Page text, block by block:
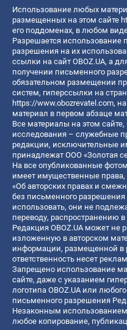
Использование любых
размещенных на этом сайте
его поддоменах, в любом
Разрешается использование
разрешения на их
ссылки на сайт OBOZ.UA, а
получении письменного
обязательном размещении
систем, гиперссылки на
https://www.obozrevatel.com,
материал в первом абзаце
Все материалы на этом
исследования – служебные
редакции, исключительные
принадлежат ООО «Золотая
На все опубликованные
имеет имущественные
«Об авторских правах и
без письменного
использовать, они не
переводу, распространению
Редакция OBOZ.UA может не
изложенную в авторском
информации, размещенной в
ответственность несет
Запрещено использование
сайте, даже с указанием
логотипа OBOZ.UA или
письменного разрешения
Незаконным использованием
любое копирование,